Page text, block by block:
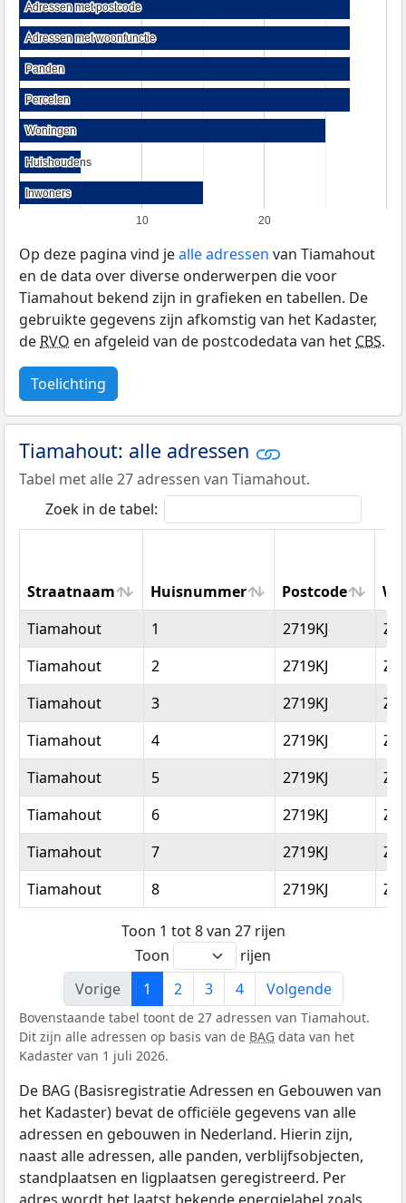
10 20
Adressen met postcode
Adressen met postcode
Adressen met woonfunctie
Adressen met woonfunctie
Panden
Panden
Percelen
Percelen
Woningen
Woningen
Huishoudens
Huishoudens
Inwoners
Inwoners
Op deze pagina vind jealle adressen van Tiamahout
en de data over diverse onderwerpen die voor
Tiamahout bekend zijn in grafieken en tabellen. De
gebruikte gegevens zijn afkomstig van het Kadaster,
deRVO en afgeleid van de postcodedata van hetCBS.
Toelichting
Tiamahout: alle adressen
Tabel met alle 27 adressen van Tiamahout.
Zoek in de tabel:
Straatnaam Huisnummer Postcode
Straatnaam
Huisnummer Postcode
Tiamahout 1 2719KJ
Tiamahout
2 2719KJ
Tiamahout
3 2719KJ
Tiamahout
4 2719KJ
Tiamahout
5 2719KJ
Tiamahout
6 2719KJ
Tiamahout
7 2719KJ
Tiamahout
8 2719KJ
Toon 1 tot 8 van 27 rijen
Toon
rijen
Vorige
1 2 3 4 Volgende
Bovenstaande tabel toont de 27 adressen van Tiamahout.
Dit zijn alle adressen op basis van de BAG data van het
Kadaster van 1 juli 2026.
De BAG (Basisregistratie Adressen en Gebouwen van
het Kadaster) bevat de officiële gegevens van alle
adressen en gebouwen in Nederland. Hierin zijn,
naast alle adressen, alle panden, verblijfsobjecten,
standplaatsen en ligplaatsen geregistreerd. Per